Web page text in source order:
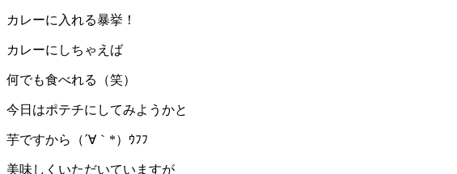
カレーに入れる暴挙！
カレーにしちゃえば
何でも食べれる（笑）
今日はポテチにしてみようかと
芋ですから（´∀｀*）ｳﾌﾌ
美味しくいただいていますが